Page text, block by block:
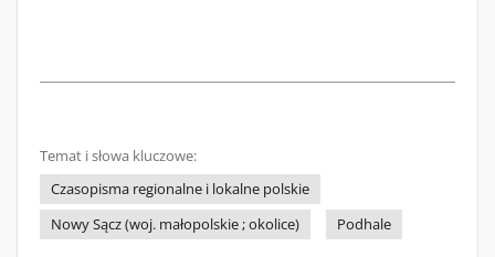
Temat i słowa kluczowe:
Czasopisma regionalne i lokalne polskie
Nowy Sącz (woj. małopolskie ; okolice)
Podhale